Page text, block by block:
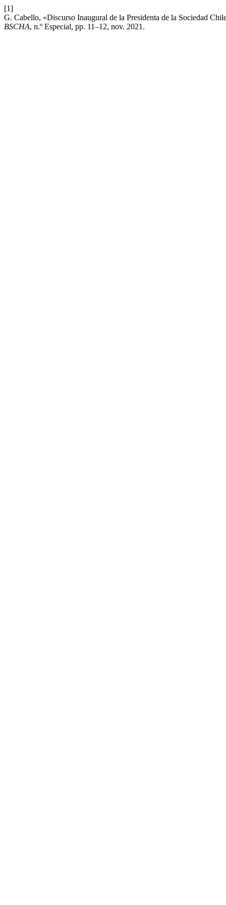
[1]
G. Cabello, «Discurso Inaugural de la Presidenta de la Sociedad
BSCHA, n.º Especial, pp. 11–12, nov. 2021.